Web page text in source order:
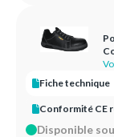
Fiche technique
Conformité CE
Disponible